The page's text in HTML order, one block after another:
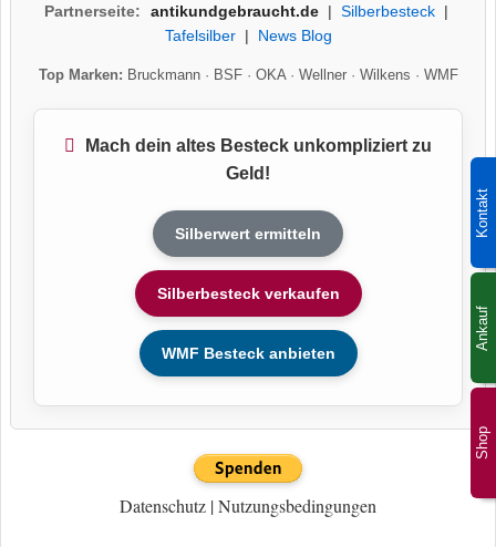
Shop
Kontakt
Ankauf
Partnerseite: antikundgebraucht.de| Silberbesteck|
Tafelsilber| News Blog
Top Marken: Bruckmann· BSF· OKA· Wellner· Wilkens · WMF
Mach dein altes Besteck unkompliziert zu
Geld!
Silberwert ermitteln
Silberbesteck verkaufen
WMF Besteck anbieten
Datenschutz |Nutzungsbedingungen